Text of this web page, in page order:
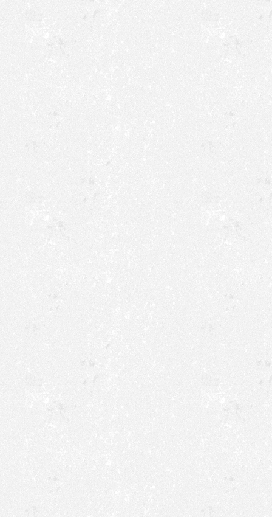
Vogel aufgesetzt und
Halle den
Schützen blieben in
um 20:15 einen würdigen
Gegensatz zu den letzten
Ehrungen nicht zu laut in
immer besser ein. Beim
hielten sich sehr viele
Die Beteiligung an der
Donnerstagmorgen war
dann: Antreten zum
Körling und Michelle